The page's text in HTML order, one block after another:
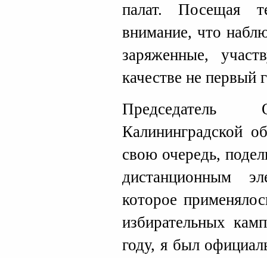
палат. Посещая
внимание, что
заряженные,
качестве не первый
Председатель
Калининградской
свою очередь,
дистанционным
которое
избирательных
году, я был